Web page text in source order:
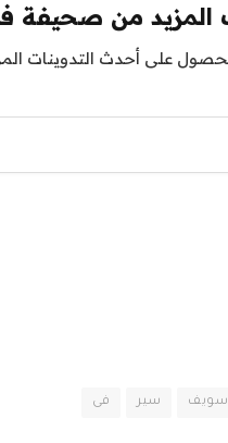
المزيد من صحيفة
على أحدث التدوينات
سويف سير فى